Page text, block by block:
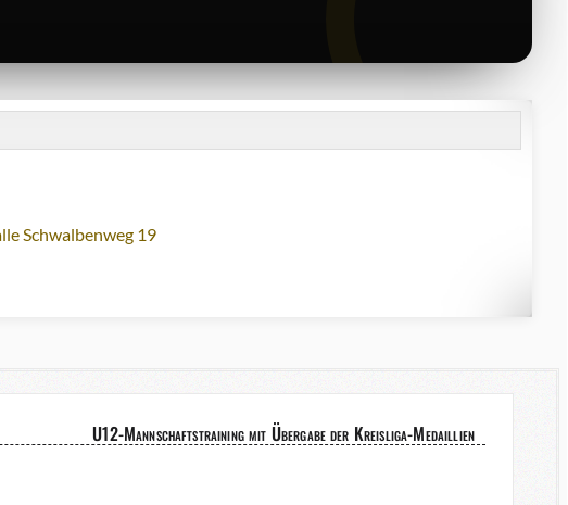
Schwalbenweg 19
U12-Mannschaftstraining mit Übergabe der Kreisliga-Medaillien